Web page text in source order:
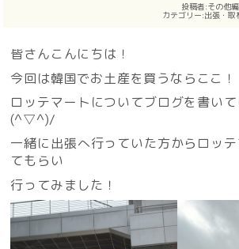
投稿者:その他
カテゴリー:出張・取
皆さんこんにちは！
今回は韓国でお土産を買うならここ！
ロッテマートについてブログを書い
(^▽^)/
一緒に出張へ行っていた方からロッ
てもらい
行ってみました！